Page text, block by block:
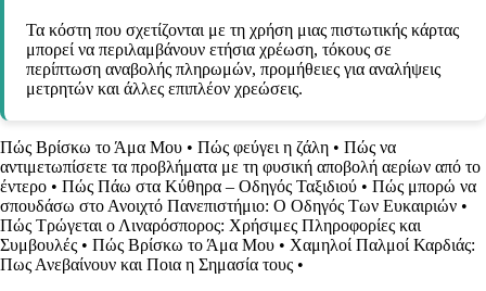
Τα κόστη που σχετίζονται με τη χρήση μιας πιστωτικής κάρτας
μπορεί να περιλαμβάνουν ετήσια χρέωση, τόκους σε
περίπτωση αναβολής πληρωμών, προμήθειες για αναλήψεις
μετρητών και άλλες επιπλέον χρεώσεις.
Πώς Βρίσκω το Άμα Μου • Πώς φεύγει η ζάλη • Πώς να
αντιμετωπίσετε τα προβλήματα με τη φυσική αποβολή αερίων από το
έντερο • Πώς Πάω στα Κύθηρα – Οδηγός Ταξιδιού • Πώς μπορώ να
σπουδάσω στο Ανοιχτό Πανεπιστήμιο: Ο Οδηγός Των Ευκαιριών •
Πώς Τρώγεται ο Λιναρόσπορος: Χρήσιμες Πληροφορίες και
Συμβουλές • Πώς Βρίσκω το Άμα Μου • Χαμηλοί Παλμοί Καρδιάς:
Πως Ανεβαίνουν και Ποια η Σημασία τους •